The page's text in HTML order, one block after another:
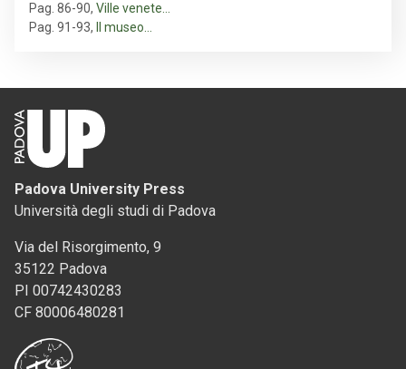
Pag. 86-90, Ville venete…
Pag. 91-93, Il museo…
Padova University Press
Università degli studi di Padova
Via del Risorgimento, 9
35122 Padova
PI 00742430283
CF 80006480281